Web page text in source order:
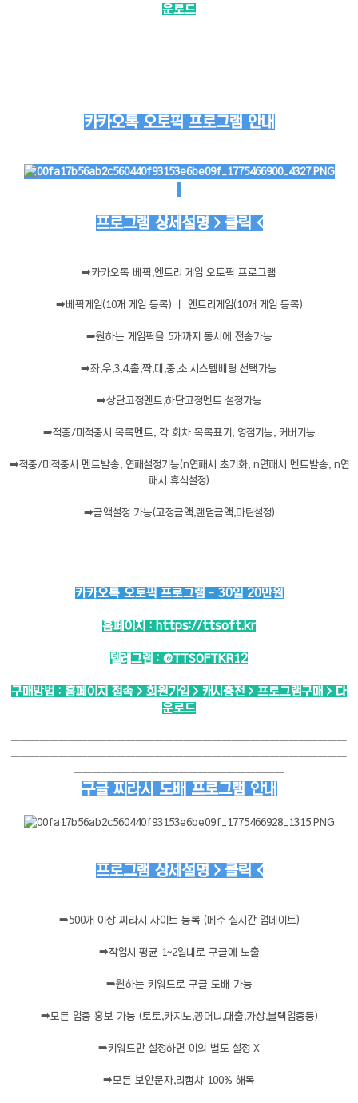
운로드
───────────────────────────────────
───────────────────────────────────
──────────────────────
카카오톡 오토픽 프로그램 안내
프로그램 상세설명 > 클릭 <
➡️카카오톡 베픽,엔트리 게임 오토픽 프로그램
➡️ 베픽게임(10개 게임 등록) ㅣ 엔트리게임(10개 게임 등록)
➡️원하는 게임픽을 5개까지 동시에 전송가능
➡️좌,우,3,4,홀,짝,대,중,소.시스템배팅 선택가능
➡️상단고정멘트,하단고정멘트 설정가능
➡️적중/미적중시 목록멘트, 각 회차 목록표기, 영점기능, 커버기능
➡️적중/미적중시 멘트발송, 연패설정기능(n연패시 초기화, n연패시 멘트발송, n연
패시 휴식설정)
➡️금액설정 가능(고정금액,랜덤금액,마틴설정)
카카오톡 오토픽 프로그램 - 30일 20만원
홈페이지 : https://ttsoft.kr
텔레그램 : @TTSOFTKR12
구매방법 : 홈페이지 접속 > 회원가입 > 캐시충전 > 프로그램구매 > 다
운로드
───────────────────────────────────
───────────────────────────────────
──────────────────────
구글 찌라시 도배 프로그램 안내
프로그램 상세설명 > 클릭 <
➡️500개 이상 찌라시 사이트 등록 (메주 실시간 업데이트)
➡️작업시 평균 1~2일내로 구글에 노출
➡️원하는 키워드로 구글 도배 가능
➡️모든 업종 홍보 가능 (토토,카지노,꽁머니,대출,가상,블랙업종등)
➡️키워드만 설정하면 이외 별도 설정 X
➡️모든 보안문자,리캡챠 100% 해독